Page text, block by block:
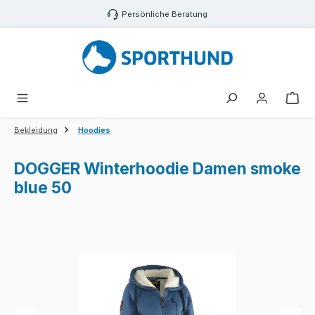
Zum Hauptinhalt springen Persönliche Beratung
Bekleidung Hoodies
DOGGER Winterhoodie Damen smoke
blue 50